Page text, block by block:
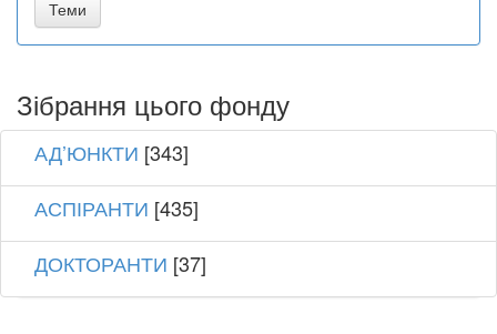
Зібрання цього фонду
АД’ЮНКТИ [343]
АСПІРАНТИ [435]
ДОКТОРАНТИ [37]